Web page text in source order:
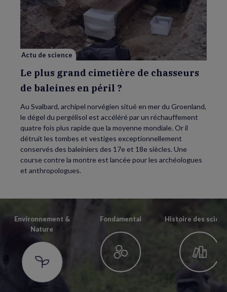
grand
cimetière
chasseurs
de
baleines
en
?
Actu de science
Le plus grand cimetière de chasseurs
de baleines en péril ?
Au Svalbard, archipel norvégien situé en mer du Groenland,
le dégel du pergélisol est accéléré par un réchauffement
quatre fois plus rapide que la moyenne mondiale. Or il
détruit les tombes et vestiges exceptionnellement
conservés des baleiniers des 17e et 18e siècles. Une
course contre la montre est lancée pour les archéologues
et anthropologues.
Environnement &
Nature
Fondamental Histoire des